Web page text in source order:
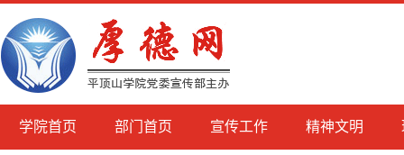
学院首页 部门首页 宣传工作 精神文明